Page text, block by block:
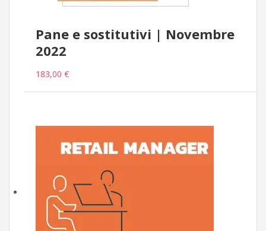
Pane e sostitutivi | Novembre
2022
183,00 €